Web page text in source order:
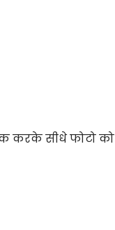
करके सीधे फोटो को